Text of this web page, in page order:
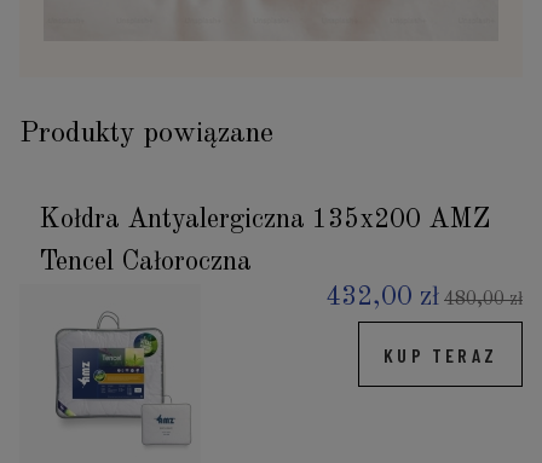
Produkty powiązane
Kołdra Antyalergiczna 135x200 AMZ
Tencel Całoroczna
432,00 zł 480,00 zł
KUP TERAZ